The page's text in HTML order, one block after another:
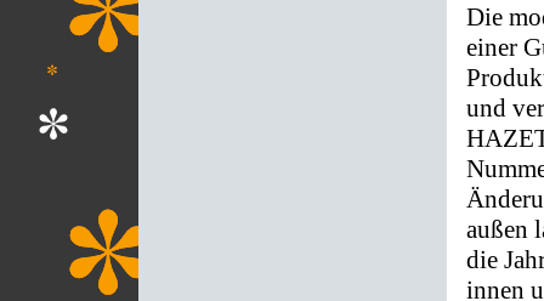
Die
einer
und
außen
die
innen